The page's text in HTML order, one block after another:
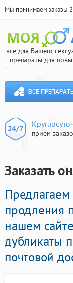
Мы принимаем заказы
все для Вашего
препараты для
ВСЕ ПРЕПАРАТЫ
прием
Заказать
продления
нашем
дубликаты
почтовой